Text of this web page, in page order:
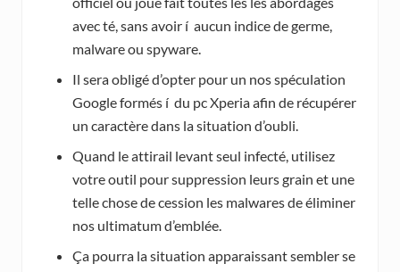
avec té, sans avoir í aucun indice de germe,
malware ou spyware.
Il sera obligé d’opter pour un nos spéculation
Google formés í du pc Xperia afin de récupérer
un caractère dans la situation d’oubli.
Quand le attirail levant seul infecté, utilisez
votre outil pour suppression leurs grain et une
telle chose de cession les malwares de éliminer
nos ultimatum d’emblée.
Ça pourra la situation apparaissant sembler se